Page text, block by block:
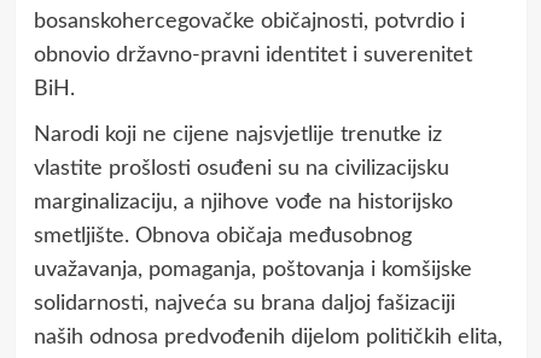
bosanskohercegovačke običajnosti, potvrdio i
obnovio državno-pravni identitet i suverenitet
BiH.
Narodi koji ne cijene najsvjetlije trenutke iz
vlastite prošlosti osuđeni su na civilizacijsku
marginalizaciju, a njihove vođe na historijsko
smetljište. Obnova običaja međusobnog
uvažavanja, pomaganja, poštovanja i komšijske
solidarnosti, najveća su brana daljoj fašizaciji
naših odnosa predvođenih dijelom političkih elita,